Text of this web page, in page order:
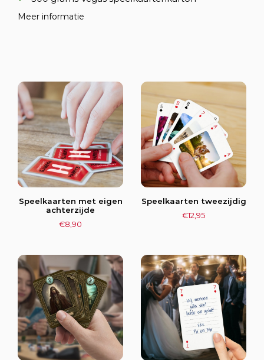
Speelkaarten met eigen
achterzijde
€8,90
Speelkaarten tweezijdig
€12,95
Meer informatie